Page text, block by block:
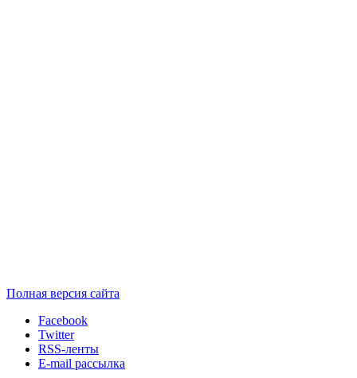
Полная версия сайта
Facebook
Twitter
RSS-ленты
E-mail рассылка